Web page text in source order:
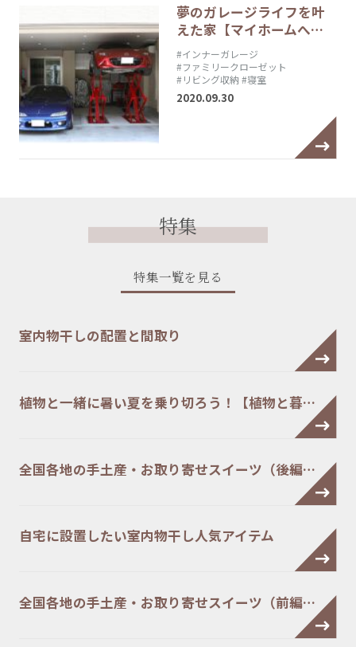
夢のガレージライフを叶
えた家【マイホームへ…
#インナーガレージ
#ファミリークローゼット
#リビング収納 #寝室
2020.09.30
特集
特集一覧を見る
室内物干しの配置と間取り
植物と一緒に暑い夏を乗り切ろう！【植物と暮…
全国各地の手土産・お取り寄せスイーツ（後編…
自宅に設置したい室内物干し人気アイテム
全国各地の手土産・お取り寄せスイーツ（前編…